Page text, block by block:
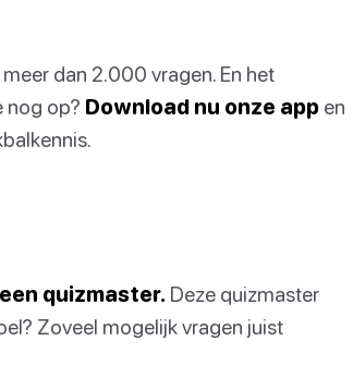
dan 2.000 vragen. En het
nog op? Download nu onze app en
quizmaster. Deze quizmaster
Zoveel mogelijk vragen juist